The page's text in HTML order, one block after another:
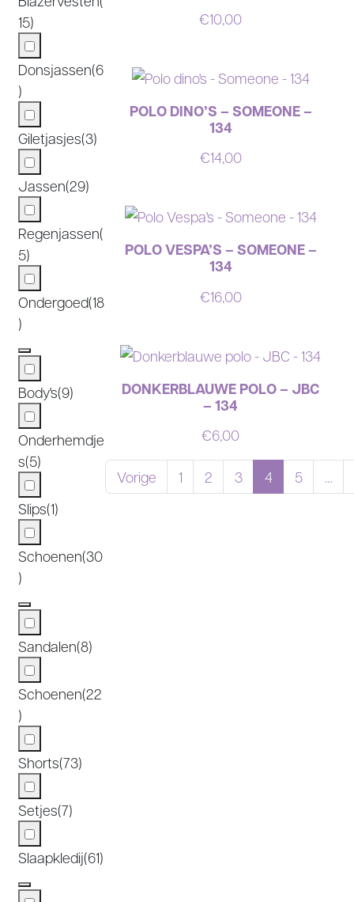
15)
Donsjassen(6
)
Giletjasjes(3)
Jassen(29)
Regenjassen(
5)
Ondergoed(18
)
Body's(9)
Onderhemdje
s(5)
Slips(1)
Schoenen(30
)
Sandalen(8)
Schoenen(22
)
Shorts(73)
Setjes(7)
Slaapkledij(61)
€10,00
POLO DINO’S – SOMEONE –
134
€14,00
POLO VESPA’S – SOMEONE –
134
€16,00
DONKERBLAUWE POLO – JBC
– 134
€6,00
Vorige 1 2 3 4 5 …